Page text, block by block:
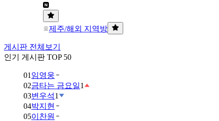
제주/해외 지역방
게시판 전체보기
인기 게시판 TOP 50
01 임영웅
02금타는 금요일1
03변우석1
04박지현
05이찬원